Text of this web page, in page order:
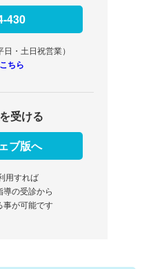
430
・土日祝営業）
こちら
受ける
ブ版へ
用すれば
の受診から
事が可能です